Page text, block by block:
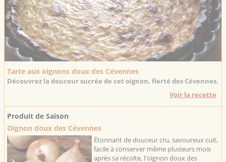
Tarte aux oignons doux des Cévennes
Découvrez la douceur sucrée de cet oignon, fierté des Cévennes.
Voir la recette
Produit de Saison
Oignon doux des Cévennes
Étonnant de douceur cru, savoureux cuit,
facile à conserver même plusieurs mois
après sa récolte, l'oignon doux des